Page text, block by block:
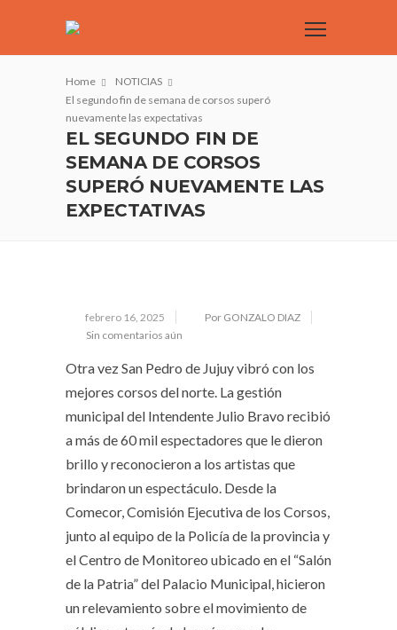
Home
NOTICIAS
El segundo fin de semana de corsos superó
nuevamente las expectativas
EL SEGUNDO FIN DE
SEMANA DE CORSOS
SUPERÓ NUEVAMENTE LAS
EXPECTATIVAS
febrero 16, 2025
Por GONZALO DIAZ
Sin comentarios aún
Otra vez San Pedro de Jujuy vibró con los
mejores corsos del norte. La gestión
municipal del Intendente Julio Bravo recibió
a más de 60 mil espectadores que le dieron
brillo y reconocieron a los artistas que
brindaron un espectáculo. Desde la
Comecor, Comisión Ejecutiva de los Corsos,
junto al equipo de la Policía de la provincia y
el Centro de Monitoreo ubicado en el “Salón
de la Patria” del Palacio Municipal, hicieron
un relevamiento sobre el movimiento de